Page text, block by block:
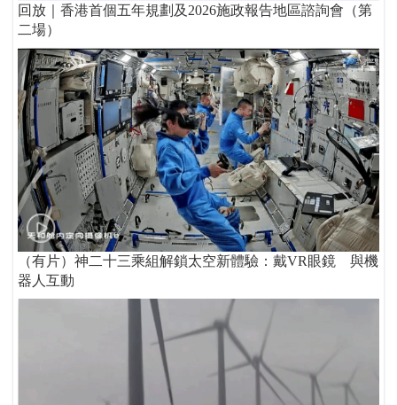
回放｜香港首個五年規劃及2026施政報告地區諮詢會（第
二場）
（有片）神二十三乘組解鎖太空新體驗：戴VR眼鏡 與機
器人互動